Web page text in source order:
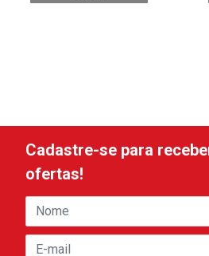
Cadastre-se para
ofertas!